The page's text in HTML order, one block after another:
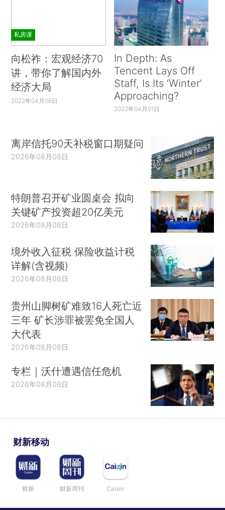
私房课
向松祚：宏观经济70
讲，带你了解国内外
经济大局
2022年04月06日
In Depth: As
Tencent Lays Off
Staff, Is Its ‘Winter’
Approaching?
2022年04月01日
离岸信托90天补税窗口期疑问
2026年08月08日
特朗普召开矿业圆桌会 拟向
关键矿产投资超20亿美元
2026年08月08日
境外收入征税 保险收益计税
详解(含视频)
2026年08月08日
贵州山脚树矿难致16人死亡近
三年 矿长涉罪被罢免全国人
大代表
2026年08月08日
专栏｜沃什遭遇信任危机
2026年08月08日
财新移动
财新 财新周刊 Caixin